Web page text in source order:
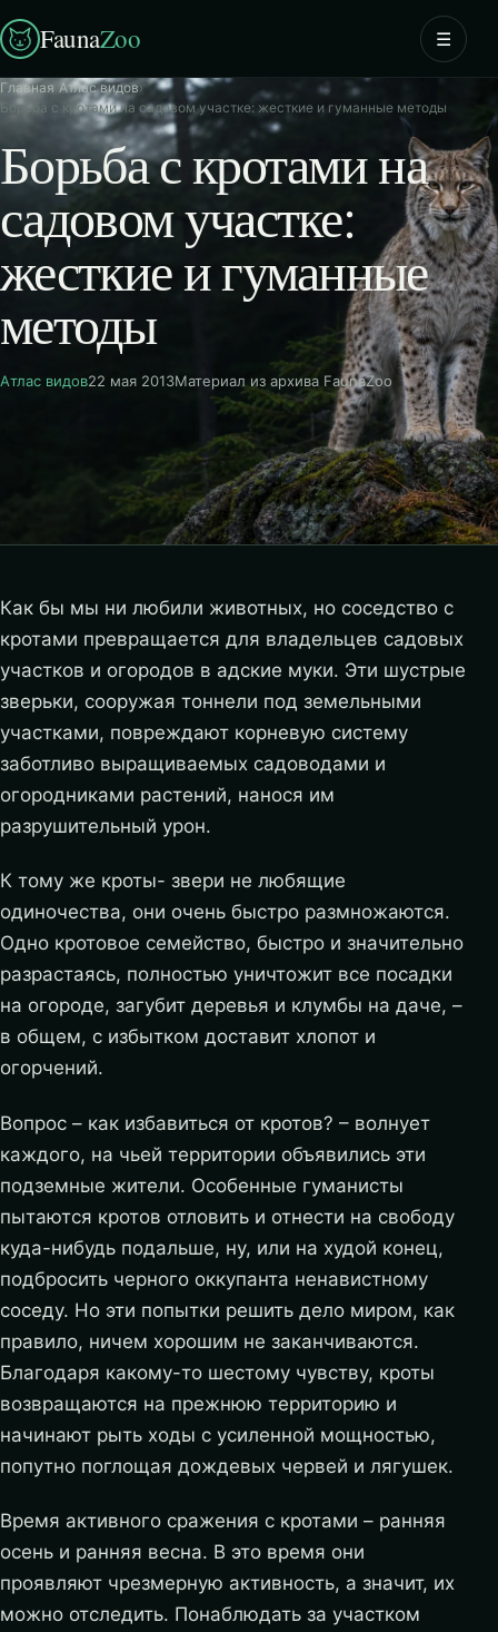
FaunaZoo ☰
Главная Атлас видов›
Борьба с кротами на садовом участке: жесткие и гуманные методы
Борьба с кротами на
садовом участке:
жесткие и гуманные
методы
Атлас видов22 мая 2013Материал из архива FaunaZoo
Как бы мы ни любили животных, но соседство с
кротами превращается для владельцев садовых
участков и огородов в адские муки. Эти шустрые
зверьки, сооружая тоннели под земельными
участками, повреждают корневую систему
заботливо выращиваемых садоводами и
огородниками растений, нанося им
разрушительный урон.
К тому же кроты- звери не любящие
одиночества, они очень быстро размножаются.
Одно кротовое семейство, быстро и значительно
разрастаясь, полностью уничтожит все посадки
на огороде, загубит деревья и клумбы на даче, –
в общем, с избытком доставит хлопот и
огорчений.
Вопрос – как избавиться от кротов? – волнует
каждого, на чьей территории объявились эти
подземные жители. Особенные гуманисты
пытаются кротов отловить и отнести на свободу
куда-нибудь подальше, ну, или на худой конец,
подбросить черного оккупанта ненавистному
соседу. Но эти попытки решить дело миром, как
правило, ничем хорошим не заканчиваются.
Благодаря какому-то шестому чувству, кроты
возвращаются на прежнюю территорию и
начинают рыть ходы с усиленной мощностью,
попутно поглощая дождевых червей и лягушек.
Время активного сражения с кротами – ранняя
осень и ранняя весна. В это время они
проявляют чрезмерную активность, а значит, их
можно отследить. Понаблюдать за участком